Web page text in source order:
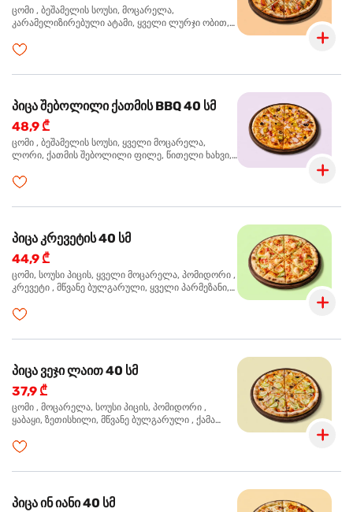
ცომი , ბეშამელის სოუსი, მოცარელა,
კარამელიზირებული ატამი, ყველი ლურჯი ობით,
პიცა შებოლილი ქათმის BBQ 40 სმ
48,9 ₾
ცომი , ბეშამელის სოუსი, ყველი მოცარელა,
ლორი, ქათმის შებოლილი ფილე, წითელი ხახვი,
ხალაპენიო, ორეგანო
პიცა კრევეტის 40 სმ
44,9 ₾
ცომი, სოუსი პიცის, ყველი მოცარელა, პომიდორი ,
კრევეტი , მწვანე ბულგარული, ყველი პარმეზანი,
პიცა ვეჯი ლაით 40 სმ
37,9 ₾
ცომი , მოცარელა, სოუსი პიცის, პომიდორი ,
ყაბაყი, ზეთისხილი, მწვანე ბულგარული , ქამა
პიცა ინ იანი 40 სმ